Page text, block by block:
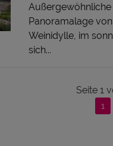
Außergewöhnliche
Panoramalage
Weinidylle, im
sich...
Seite 1
1